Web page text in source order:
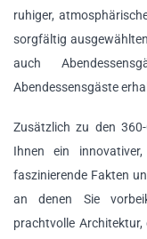
ruhiger,
sorgfältig
auch
Abendessensgäste
Zusätzlich zu den
Ihnen ein
faszinierende Fakten
an denen Sie
prachtvolle